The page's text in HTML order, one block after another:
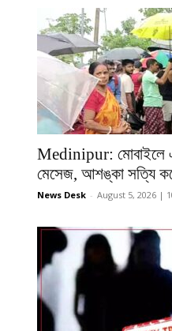
Medinipur: মোবাইলে
মেসেজ, আশঙ্কা সত্যি
News Desk - August 5, 2026 |